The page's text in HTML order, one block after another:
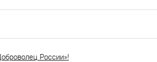
России»!